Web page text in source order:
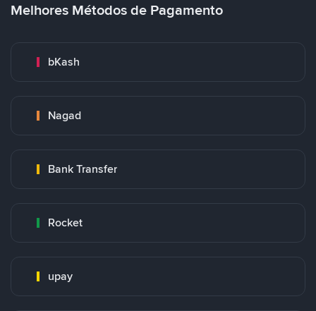
Melhores Métodos de Pagamento
bKash
Nagad
Bank Transfer
Rocket
upay